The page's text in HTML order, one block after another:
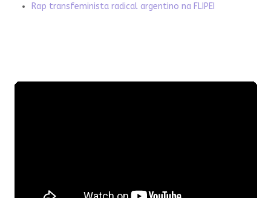
Rap transfeminista radical argentino na FLIPEI